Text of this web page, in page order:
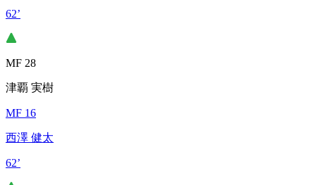
62’
MF 28
津覇 実樹
MF 16
西澤 健太
62’